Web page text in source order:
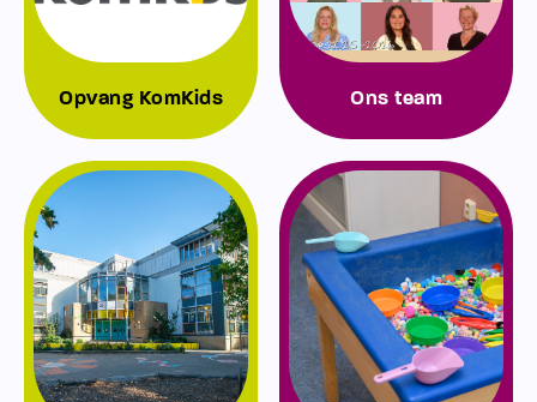
Opvang KomKids Ons team